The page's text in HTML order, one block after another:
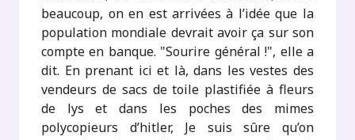
beaucoup, on en est arrivées à l’idée que la
population mondiale devrait avoir ça sur son
compte en banque. "Sourire général !", elle a
dit. En prenant ici et là, dans les vestes des
vendeurs de sacs de toile plastifiée à fleurs
de lys et dans les poches des mimes
polycopieurs d’hitler, Je suis sûre qu’on